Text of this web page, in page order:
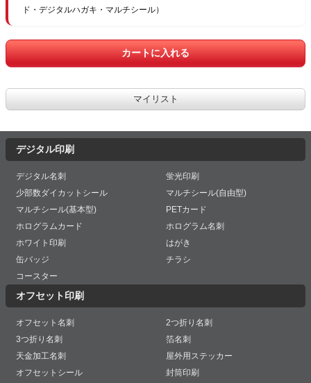
ド・デジタルハガキ・マルチシール）
デジタル印刷
デジタル名刺
蛍光印刷
少部数ダイカットシール
マルチシール(自由型)
マルチシール(基本型)
PETカード
ホログラムカード
ホログラム名刺
ホワイト印刷
はがき
缶バッジ
チラシ
コースター
オフセット印刷
オフセット名刺
2つ折り名刺
3つ折り名刺
箔名刺
天金加工名刺
屋外用ステッカー
オフセットシール
封筒印刷